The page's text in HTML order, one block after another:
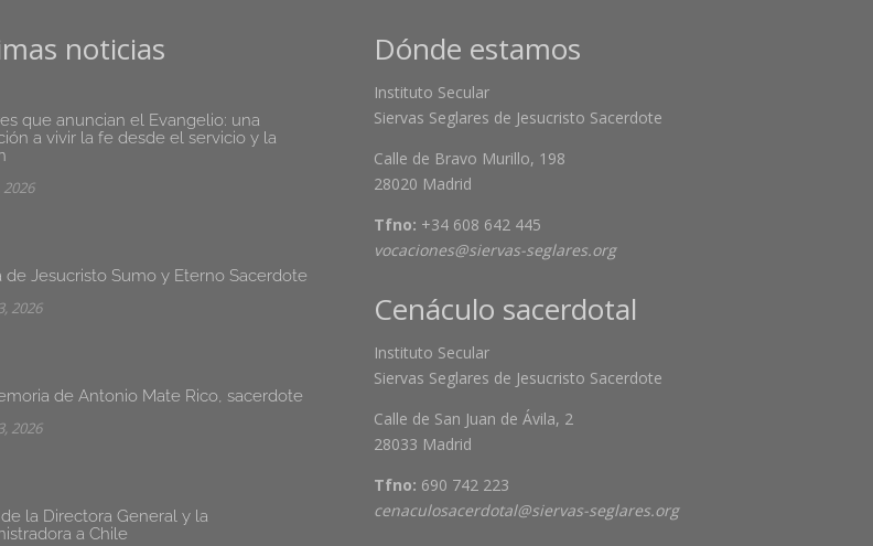
noticias
que anuncian el Evangelio: una
a vivir la fe desde el servicio y la
2026
de Jesucristo Sumo y Eterno Sacerdote
2026
de Antonio Mate Rico, sacerdote
2026
la Directora General y la
a Chile
Dónde estamos
Instituto Secular
Siervas Seglares de Jesucristo Sacerdote
Calle de Bravo Murillo, 198
28020 Madrid
Tfno: +34 608 642 445
vocaciones@siervas-seglares.org
Cenáculo sacerdotal
Instituto Secular
Siervas Seglares de Jesucristo Sacerdote
Calle de San Juan de Ávila, 2
28033 Madrid
Tfno: 690 742 223
cenaculosacerdotal@siervas-seglares.org